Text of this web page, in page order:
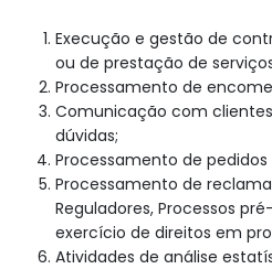
Execução e gestão de
ou de prestação de
Processamento de
Comunicação com
dúvidas;
Processamento de
Processamento de
Reguladores, Processos
exercício de direitos em
Atividades de análise